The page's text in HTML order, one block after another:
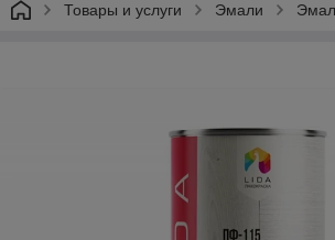
Товары и услуги Эмали